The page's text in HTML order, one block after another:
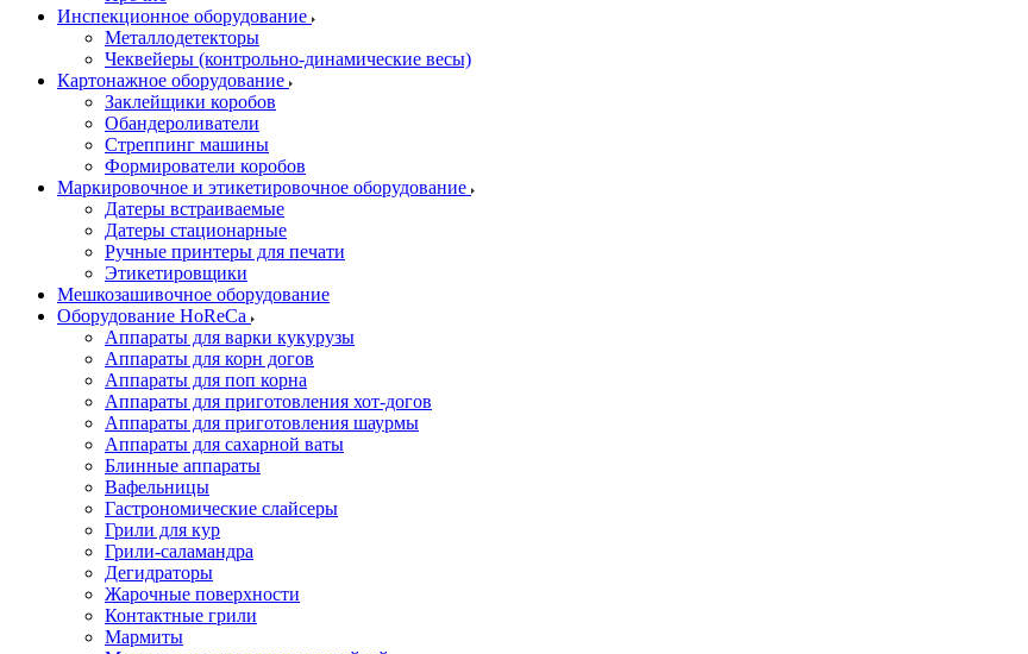
Инспекционное оборудование
Металлодетекторы
Чеквейеры (контрольно-динамические весы)
Картонажное оборудование
Заклейщики коробов
Обандероливатели
Стреппинг машины
Формирователи коробов
Маркировочное и этикетировочное оборудование
Датеры встраиваемые
Датеры стационарные
Ручные принтеры для печати
Этикетировщики
Мешкозашивочное оборудование
Оборудование HoReCa
Аппараты для варки кукурузы
Аппараты для корн догов
Аппараты для поп корна
Аппараты для приготовления хот-догов
Аппараты для приготовления шаурмы
Аппараты для сахарной ваты
Блинные аппараты
Вафельницы
Гастрономические слайсеры
Грили для кур
Грили-саламандра
Дегидраторы
Жарочные поверхности
Контактные грили
Мармиты